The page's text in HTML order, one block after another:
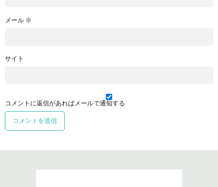
メール ※
サイト
コメントに返信があればメールで通知する